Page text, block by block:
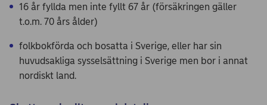
16 år fyllda men inte fyllt 67 år (försäkringen gäller
t.o.m. 70 års ålder)
folkbokförda och bosatta i Sverige, eller har sin
huvudsakliga sysselsättning i Sverige men bor i annat
nordiskt land.